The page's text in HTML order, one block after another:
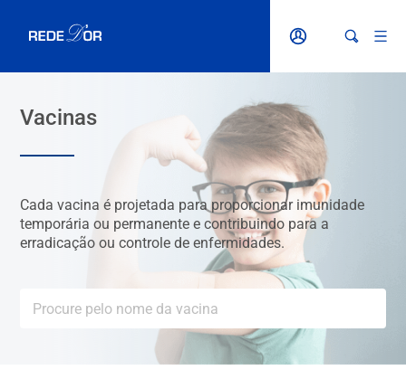
Vacinas
Cada vacina é projetada para proporcionar imunidade
temporária ou permanente e contribuindo para a
erradicação ou controle de enfermidades.